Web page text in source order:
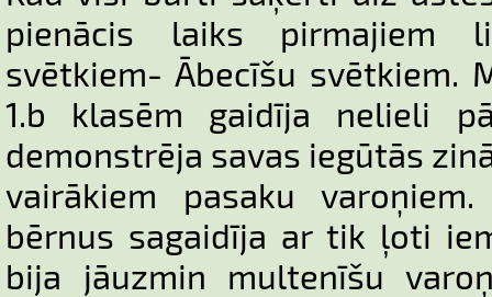
pienācis laiks pirmajiem
svētkiem- Ābecīšu svētkiem.
1.b klasēm gaidīja nelieli
demonstrēja savas iegūtās
vairākiem pasaku
bērnus sagaidīja ar tik ļoti
bija jāuzmin multenīšu